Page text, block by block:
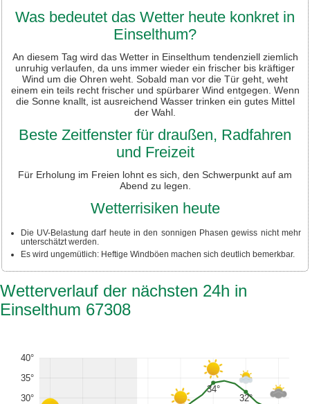
Was bedeutet das Wetter heute konkret in
Einselthum?
An diesem Tag wird das Wetter in Einselthum tendenziell ziemlich
unruhig verlaufen, da uns immer wieder ein frischer bis kräftiger
Wind um die Ohren weht. Sobald man vor die Tür geht, weht
einem ein teils recht frischer und spürbarer Wind entgegen. Wenn
die Sonne knallt, ist ausreichend Wasser trinken ein gutes Mittel
der Wahl.
Beste Zeitfenster für draußen, Radfahren
und Freizeit
Für Erholung im Freien lohnt es sich, den Schwerpunkt auf am
Abend zu legen.
Wetterrisiken heute
Die UV-Belastung darf heute in den sonnigen Phasen gewiss nicht mehr
unterschätzt werden.
Es wird ungemütlich: Heftige Windböen machen sich deutlich bemerkbar.
Wetterverlauf der nächsten 24h in
Einselthum 67308
30°
35°
40°
34°
32°